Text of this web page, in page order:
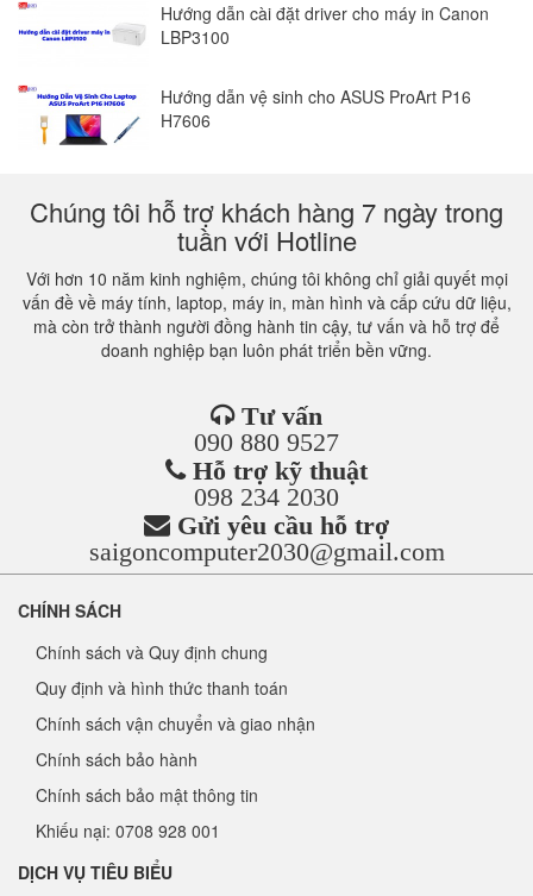
Hướng dẫn cài đặt driver cho máy in Canon
LBP3100
Hướng dẫn vệ sinh cho ASUS ProArt P16
H7606
Chúng tôi hỗ trợ khách hàng 7 ngày trong
tuần với Hotline
Với hơn 10 năm kinh nghiệm, chúng tôi không chỉ giải quyết mọi
vấn đề về máy tính, laptop, máy in, màn hình và cấp cứu dữ liệu,
mà còn trở thành người đồng hành tin cậy, tư vấn và hỗ trợ để
doanh nghiệp bạn luôn phát triển bền vững.
Tư vấn
090 880 9527
Hỗ trợ kỹ thuật
098 234 2030
Gửi yêu cầu hỗ trợ
saigoncomputer2030@gmail.com
CHÍNH SÁCH
Chính sách và Quy định chung
Quy định và hình thức thanh toán
Chính sách vận chuyển và giao nhận
Chính sách bảo hành
Chính sách bảo mật thông tin
Khiếu nại: 0708 928 001
DỊCH VỤ TIÊU BIỂU